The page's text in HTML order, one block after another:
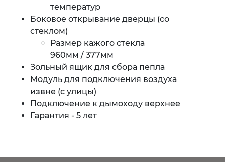
температур
Боковое открывание дверцы (со
стеклом)
Размер кажого стекла
960мм / 377мм
Зольный ящик для сбора пепла
Модуль для подключения воздуха
извне (с улицы)
Подключение к дымоходу верхнее
Гарантия - 5 лет